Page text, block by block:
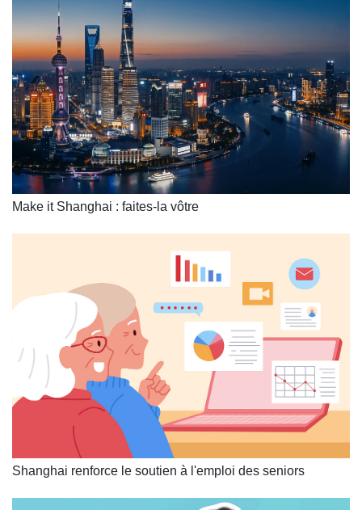
Make it Shanghai : faites-la vôtre
Shanghai renforce le soutien à l'emploi des seniors